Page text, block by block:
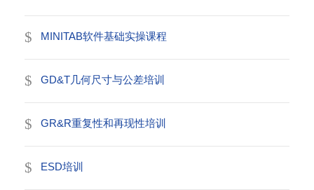
MINITAB软件基础实操课程
GD&T几何尺寸与公差培训
GR&R重复性和再现性培训
ESD培训